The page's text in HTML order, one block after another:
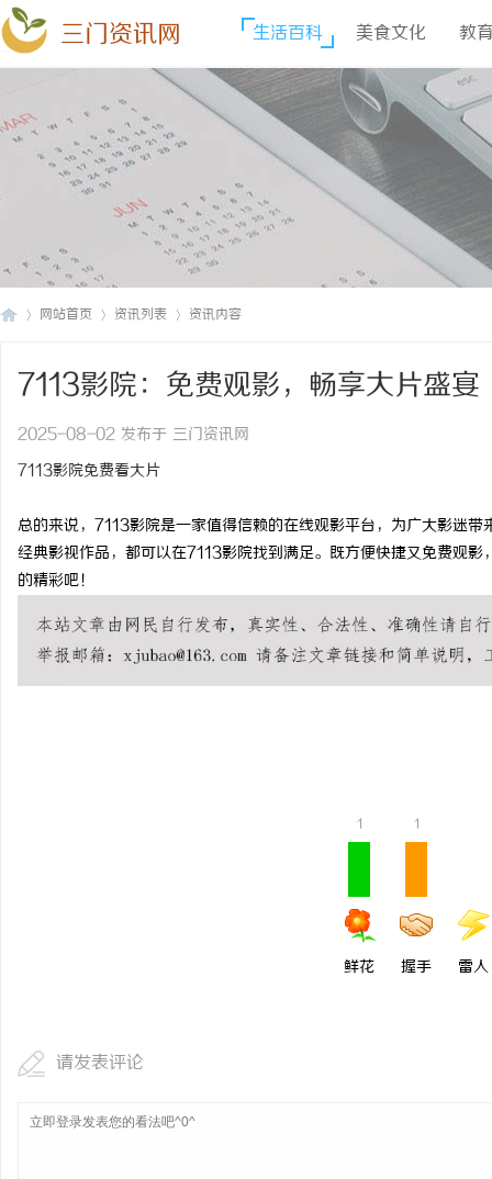
三门资讯网 生活百科 美食文化 教
网站首页 资讯列表 资讯内容
7113影院：免费观影，畅享大片盛宴
2025-08-02 发布于 三门资讯网
7113影院免费看大片
总的来说，7113影院是一家值得信赖的在线观影平台，为广大影迷
经典影视作品，都可以在7113影院找到满足。既方便快捷又免费观
的精彩吧！
1
鲜花
1
握手 雷人
请发表评论